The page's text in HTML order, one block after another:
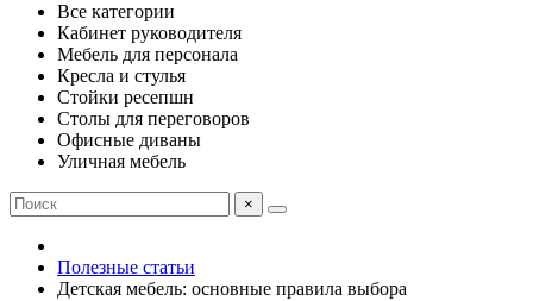
Все категории
Кабинет руководителя
Мебель для персонала
Кресла и стулья
Стойки ресепшн
Столы для переговоров
Офисные диваны
Уличная мебель
×
Полезные статьи
Детская мебель: основные правила выбора